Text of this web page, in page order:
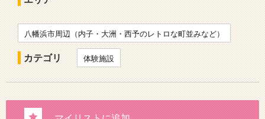
八幡浜市周辺（内子・大洲・西予のレトロな町並みなど）
カテゴリ 体験施設